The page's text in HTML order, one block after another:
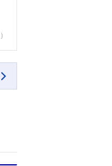
）